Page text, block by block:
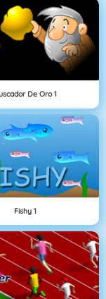
De Oro 1
Fishy 1